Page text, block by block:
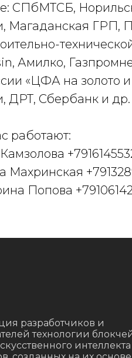
СПбМТСБ,
Магаданская ГРП,
Амилко,
«ЦФА на золото и
ДРТ, Сбербанк и др.
работают:
Махринская
Попова
разработчиков и
технологии